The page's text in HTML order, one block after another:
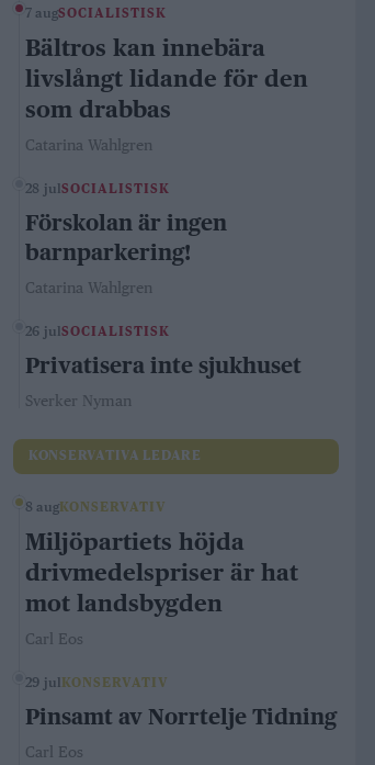
7 augSOCIALISTISK
Bältros kan innebära
livslångt lidande för den
som drabbas
Catarina Wahlgren
28 julSOCIALISTISK
Förskolan är ingen
barnparkering!
Catarina Wahlgren
26 julSOCIALISTISK
Privatisera inte sjukhuset
Sverker Nyman
KONSERVATIVA LEDARE
8 aug KONSERVATIV
Miljöpartiets höjda
drivmedelspriser är hat
mot landsbygden
Carl Eos
29 jul KONSERVATIV
Pinsamt av Norrtelje Tidning
Carl Eos